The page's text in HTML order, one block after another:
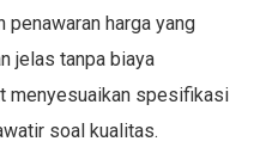
harga yang
jelas tanpa biaya
menyesuaikan spesifikasi
soal kualitas.